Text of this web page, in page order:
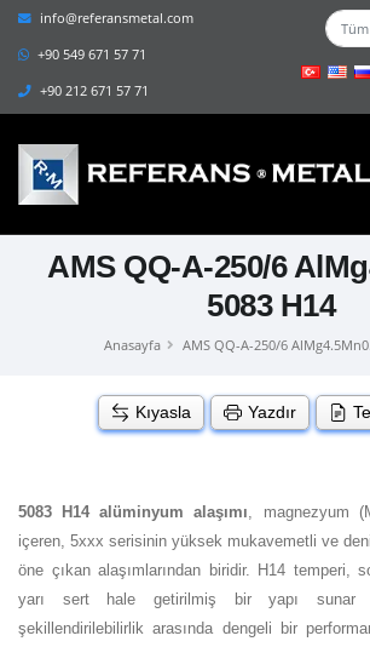
info@referansmetal.com
+90 549 671 57 71
+90 212 671 57 71
AMS QQ-A-250/6
5083 H14
Anasayfa AMS QQ-A-250/6
Kıyasla Yazdır
5083 H14 alüminyum alaşımı, magnezyum
içeren, 5xxx serisinin yüksek mukavemetli ve
öne çıkan alaşımlarından biridir. H14 temperi,
yarı sert hale getirilmiş bir yapı sunar
şekillendirilebilirlik arasında dengeli bir